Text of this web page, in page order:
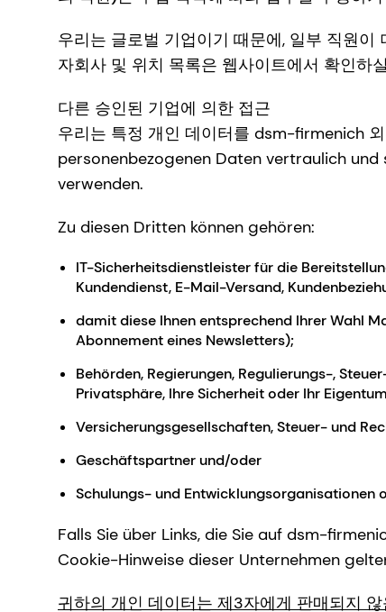
우리는 글로벌 기업이기 때문에, 일부 직원
자회사 및 위치 목록은 웹사이트에서 확인하
다른 승인된 기업에 의한 접근
우리는 특정 개인 데이터를 dsm-firmenich
personenbezogenen Daten vertraulich
verwenden.
Zu diesen Dritten können gehören:
IT-Sicherheitsdienstleister für die
Kundendienst, E-Mail-Versand,
damit diese Ihnen entsprechend Ihrer Wahl
Abonnement eines Newsletters);
Behörden, Regierungen, Regulierungs-,
Privatsphäre, Ihre Sicherheit oder Ihr
Versicherungsgesellschaften, Steuer- und
Geschäftspartner und/oder
Schulungs- und Entwicklungsorganisationen
Falls Sie über Links, die Sie auf dsm-
Cookie-Hinweise dieser Unternehmen
귀하의 개인 데이터는 제3자에게 판매되지